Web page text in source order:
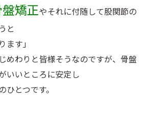
矯正やそれに付随して股関節の
と
ます」
めわりと皆様そうなのですが、骨盤
いいところに安定し
とつです。